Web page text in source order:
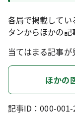
各局で掲載してい
タンからほかの記
当てはまる記事が
ほかの
記事ID：000-